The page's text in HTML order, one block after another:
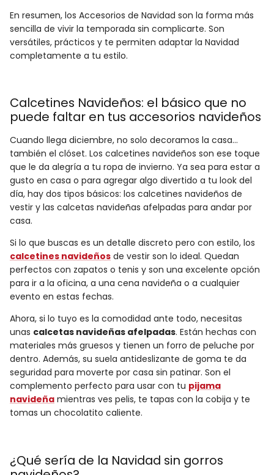
En resumen, los Accesorios de Navidad son la forma más
sencilla de vivir la temporada sin complicarte. Son
versátiles, prácticos y te permiten adaptar la Navidad
completamente a tu estilo.
Calcetines Navideños: el básico que no
puede faltar en tus accesorios navideños
Cuando llega diciembre, no solo decoramos la casa...
también el clóset. Los calcetines navideños son ese toque
que le da alegría a tu ropa de invierno. Ya sea para estar a
gusto en casa o para agregar algo divertido a tu look del
día, hay dos tipos básicos: los calcetines navideños de
vestir y las calcetas navideñas afelpadas para andar por
casa.
Si lo que buscas es un detalle discreto pero con estilo, los
calcetines navideños de vestir son lo ideal. Quedan
perfectos con zapatos o tenis y son una excelente opción
para ir a la oficina, a una cena navideña o a cualquier
evento en estas fechas.
Ahora, si lo tuyo es la comodidad ante todo, necesitas
unas calcetas navideñas afelpadas. Están hechas con
materiales más gruesos y tienen un forro de peluche por
dentro. Además, su suela antideslizante de goma te da
seguridad para moverte por casa sin patinar. Son el
complemento perfecto para usar con tu pijama
navideña mientras ves pelis, te tapas con la cobija y te
tomas un chocolatito caliente.
¿Qué sería de la Navidad sin gorros